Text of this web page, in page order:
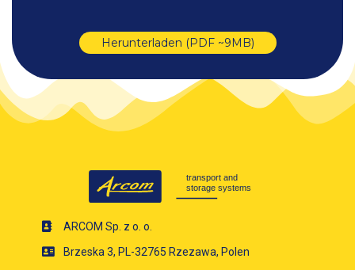
Herunterladen (PDF ~9MB)
ARCOM Sp. z o. o.
Brzeska 3, PL-32765 Rzezawa, Polen